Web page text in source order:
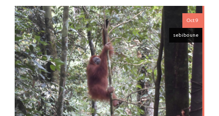
Oct 9
sebiboune